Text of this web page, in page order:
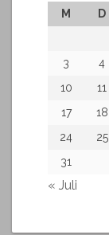
M D
3
4
10
11
17
18
24
25
31
« Juli